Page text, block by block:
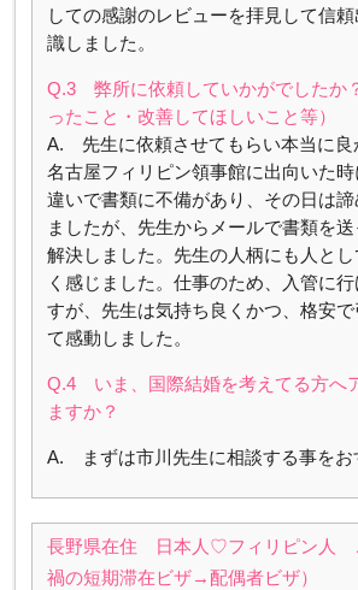
しての感謝のレビューを拝見して信
識しました。
Q.3 弊所に依頼していかがでしたか
ったこと・改善してほしいこと等）
A. 先生に依頼させてもらい本当に良
名古屋フィリピン領事館に出向いた
違いで書類に不備があり、その日は諦
ましたが、先生からメールで書類を
解決しました。先生の人柄にも人と
く感じました。仕事のため、入管に
すが、先生は気持ち良くかつ、格安
て感動しました。
Q.4 いま、国際結婚を考えてる方へ
ますか？
A. まずは市川先生に相談する事をお
長野県在住 日本人♡フィリピン人
禍の短期滞在ビザ→配偶者ビザ）